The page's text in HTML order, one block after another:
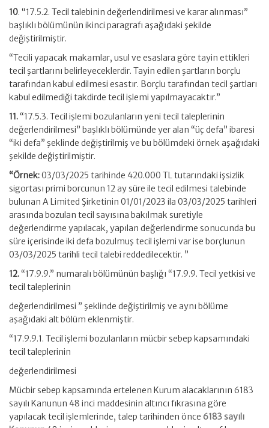
10. “17.5.2. Tecil talebinin değerlendirilmesi ve karar alınması”
başlıklı bölümünün ikinci paragrafı aşağıdaki şekilde
değiştirilmiştir.
“Tecili yapacak makamlar, usul ve esaslara göre tayin ettikleri
tecil şartlarını belirleyeceklerdir. Tayin edilen şartların borçlu
tarafından kabul edilmesi esastır. Borçlu tarafından tecil şartları
kabul edilmediği takdirde tecil işlemi yapılmayacaktır.”
11. “17.5.3. Tecil işlemi bozulanların yeni tecil taleplerinin
değerlendirilmesi” başlıklı bölümünde yer alan “üç defa” ibaresi
“iki defa” şeklinde değiştirilmiş ve bu bölümdeki örnek aşağıdaki
şekilde değiştirilmiştir.
“Örnek:03/03/2025 tarihinde 420.000 TL tutarındaki işsizlik
sigortası primi borcunun 12 ay süre ile tecil edilmesi talebinde
bulunan A Limited Şirketinin 01/01/2023 ila 03/03/2025 tarihleri
arasında bozulan tecil sayısına bakılmak suretiyle
değerlendirme yapılacak, yapılan değerlendirme sonucunda bu
süre içerisinde iki defa bozulmuş tecil işlemi var ise borçlunun
03/03/2025 tarihli tecil talebi reddedilecektir. ”
12. “17.9.9.” numaralı bölümünün başlığı “17.9.9. Tecil yetkisi ve
tecil taleplerinin
değerlendirilmesi ” şeklinde değiştirilmiş ve aynı bölüme
aşağıdaki alt bölüm eklenmiştir.
“17.9.9.1. Tecil işlemi bozulanların mücbir sebep kapsamındaki
tecil taleplerinin
değerlendirilmesi
Mücbir sebep kapsamında ertelenen Kurum alacaklarının 6183
sayılı Kanunun 48 inci maddesinin altıncı fıkrasına göre
yapılacak tecil işlemlerinde, talep tarihinden önce 6183 sayılı